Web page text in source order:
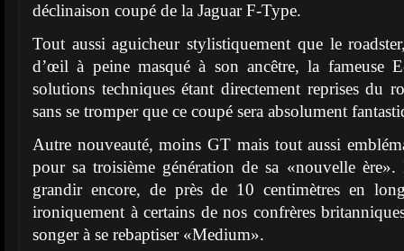
déclinaison coupé de la Jaguar F-Type.
Tout aussi aguicheur stylistiquement que le
d’œil à peine masqué à son ancêtre, la fameuse
solutions techniques étant directement reprises du
sans se tromper que ce coupé sera absolument
Autre nouveauté, moins GT mais tout aussi
pour sa troisième génération de sa «nouvelle
grandir encore, de près de 10 centimètres en
ironiquement à certains de nos confrères
songer à se rebaptiser «Medium».